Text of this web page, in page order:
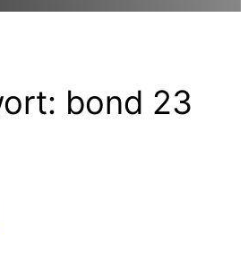
bond 23